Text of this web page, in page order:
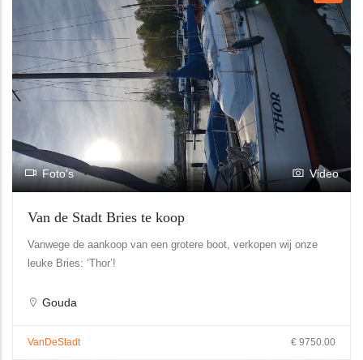
Foto's Video
Van de Stadt Bries te koop
Vanwege de aankoop van een grotere boot, verkopen wij onze
leuke Bries: ‘Thor’!
Gouda
VanDeStadt € 9750.00